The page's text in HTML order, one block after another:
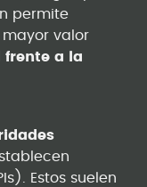
permite
valor
frente a la
Estos suelen